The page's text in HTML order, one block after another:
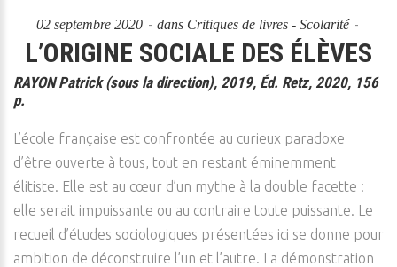
02 septembre 2020 dans Critiques de livres - Scolarité
L’ORIGINE SOCIALE DES ÉLÈVES
RAYON Patrick (sous la direction), 2019, Éd. Retz, 2020, 156
p.
L’école française est confrontée au curieux paradoxe
d’être ouverte à tous, tout en restant éminemment
élitiste. Elle est au cœur d’un mythe à la double facette :
elle serait impuissante ou au contraire toute puissante. Le
recueil d’études sociologiques présentées ici se donne pour
ambition de déconstruire l’un et l’autre. La démonstration